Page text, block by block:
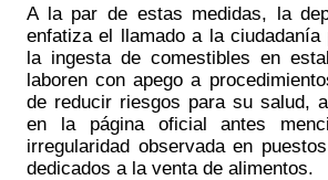
A la par de estas medidas, la
enfatiza el llamado a la ciudadanía
la ingesta de comestibles en
laboren con apego a
de reducir riesgos para su salud,
en la página oficial antes
irregularidad observada en
dedicados a la venta de alimentos.